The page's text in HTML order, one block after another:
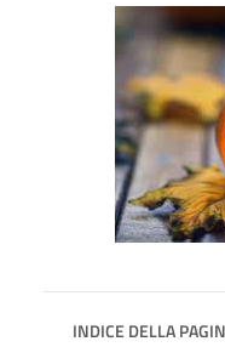
INDICE DELLA